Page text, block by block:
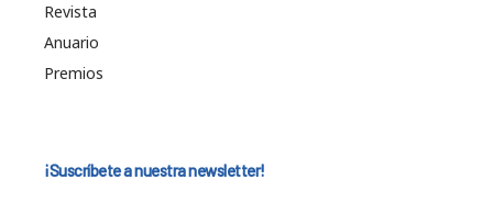
Revista
Anuario
Premios
¡Suscríbete a nuestra newsletter!